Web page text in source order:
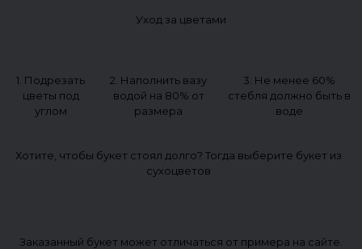
Уход за цветами
1. Подрезать
цветы под
углом
2. Наполнить вазу
водой на 80% от
размера
3. Не менее 60%
стебля должно быть в
воде
Хотите, чтобы букет стоял долго? Тогда выберите букет из
сухоцветов
Заказанный букет может отличаться от примера на сайте.